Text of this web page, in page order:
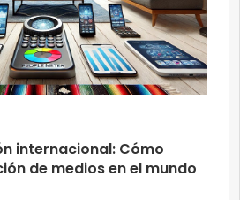
internacional: Cómo
de medios en el mundo